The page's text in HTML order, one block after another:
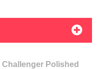
Polished